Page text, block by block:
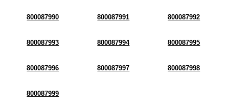
800087990 800087991 800087992
800087993 800087994 800087995
800087996 800087997 800087998
800087999